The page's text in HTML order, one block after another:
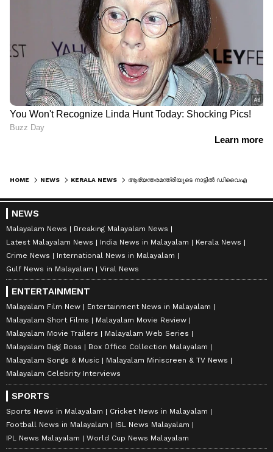
HOME NEWS KERALA NEWS
NEWS
Malayalam News
Breaking Malayalam News
Latest Malayalam News
India News in Malayalam
Kerala News
Crime News
International News in Malayalam
Gulf News in Malayalam
Viral News
ENTERTAINMENT
Malayalam Film New
Entertainment News in Malayalam
Malayalam Short Films
Malayalam Movie Review
Malayalam Movie Trailers
Malayalam Web Series
Malayalam Bigg Boss
Box Office Collection Malayalam
Malayalam Songs & Music
Malayalam Miniscreen & TV News
Malayalam Celebrity Interviews
SPORTS
Sports News in Malayalam
Cricket News in Malayalam
Football News in Malayalam
ISL News Malayalam
IPL News Malayalam
World Cup News Malayalam